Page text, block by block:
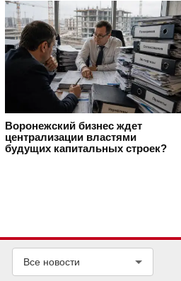
Воронежский бизнес ждет
централизации властями
будущих капитальных строек?
Все новости